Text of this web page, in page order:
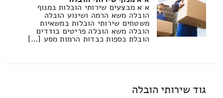
א א מבצעים שירותי הובלות במנוף
הובלה משא הרמה ושינוע הובלה
משטחים שירותי הובלות במשאיות
הובלה משא הובלה פריטים בודדים
הובלת כספות כבדות הרמות מסע […]
גוד שירותי הובלה